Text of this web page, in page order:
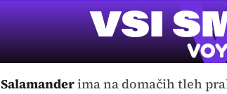
Salamanderima na domačih tleh